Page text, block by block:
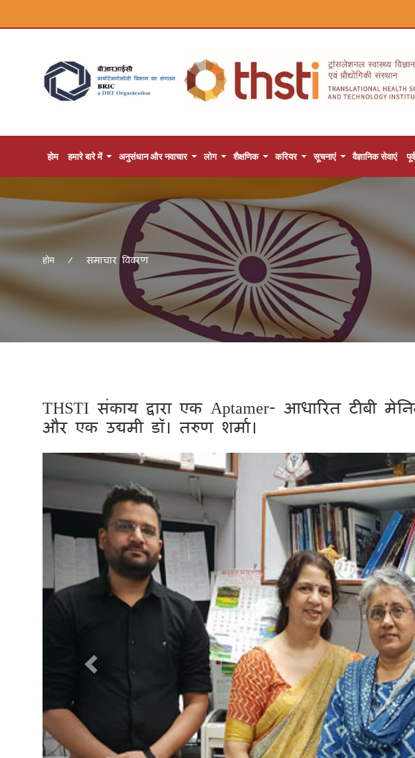
होम हमारे बारे में अनुसंधान और नवाचार लोग शैक्षणिक करियर सूचनाएं वैज्ञानिक सेवाएं
होम समाचार विवरण
THSTI संकाय द्वारा एक Aptamer- आधारित टीबी
और एक उद्यमी डॉ। तरुण शर्मा।
Previous